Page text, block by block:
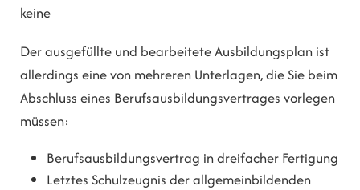
keine
Der ausgefüllte und bearbeitete Ausbildungsplan ist
allerdings eine von mehreren Unterlagen, die Sie beim
Abschluss eines Berufsausbildungsvertrages vorlegen
müssen:
Berufsausbildungsvertrag in dreifacher Fertigung
Letztes Schulzeugnis der allgemeinbildenden